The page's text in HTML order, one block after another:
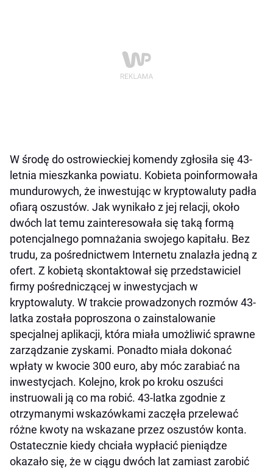
W środę do ostrowieckiej komendy zgłosiła się 43-
letnia mieszkanka powiatu. Kobieta poinformowała
mundurowych, że inwestując w kryptowaluty padła
ofiarą oszustów. Jak wynikało z jej relacji, około
dwóch lat temu zainteresowała się taką formą
potencjalnego pomnażania swojego kapitału. Bez
trudu, za pośrednictwem Internetu znalazła jedną z
ofert. Z kobietą skontaktował się przedstawiciel
firmy pośredniczącej w inwestycjach w
kryptowaluty. W trakcie prowadzonych rozmów 43-
latka została poproszona o zainstalowanie
specjalnej aplikacji, która miała umożliwić sprawne
zarządzanie zyskami. Ponadto miała dokonać
wpłaty w kwocie 300 euro, aby móc zarabiać na
inwestycjach. Kolejno, krok po kroku oszuści
instruowali ją co ma robić. 43-latka zgodnie z
otrzymanymi wskazówkami zaczęła przelewać
różne kwoty na wskazane przez oszustów konta.
Ostatecznie kiedy chciała wypłacić pieniądze
okazało się, że w ciągu dwóch lat zamiast zarobić